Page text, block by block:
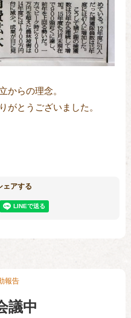
からの理念。
がとうございました。
ェアする
報告
議中